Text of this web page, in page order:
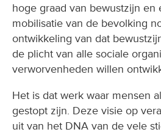
hoge graad van bewustzijn en
mobilisatie van de bevolking
ontwikkeling van dat
de plicht van alle sociale
verworvenheden willen
Het is dat werk waar mensen
gestopt zijn. Deze visie op
uit van het DNA van de vele